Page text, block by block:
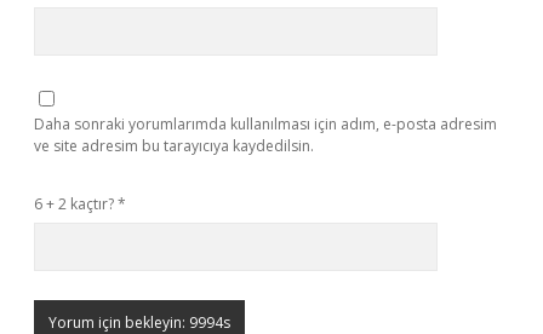
Daha sonraki yorumlarımda kullanılması için adım, e-posta adresim
ve site adresim bu tarayıcıya kaydedilsin.
6 + 2 kaçtır?*